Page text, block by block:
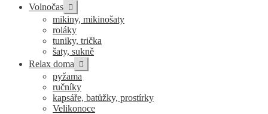
Volnočas Expand
child
menu
mikiny, mikinošaty
roláky
tuniky, trička
šaty, sukně
Relax doma
Expand
child
menu
pyžama
ručníky
kapsáře, batůžky, prostírky
Velikonoce